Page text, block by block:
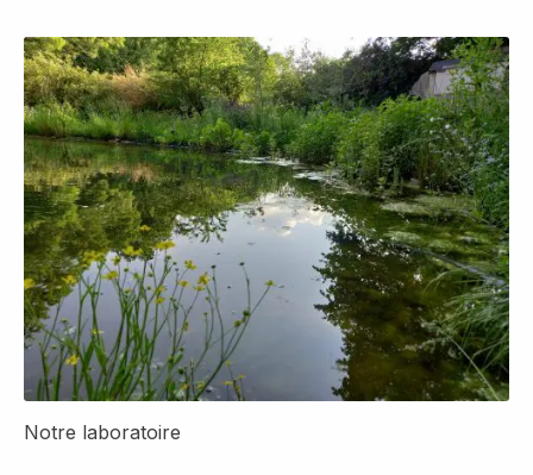
Détail
Notre laboratoire